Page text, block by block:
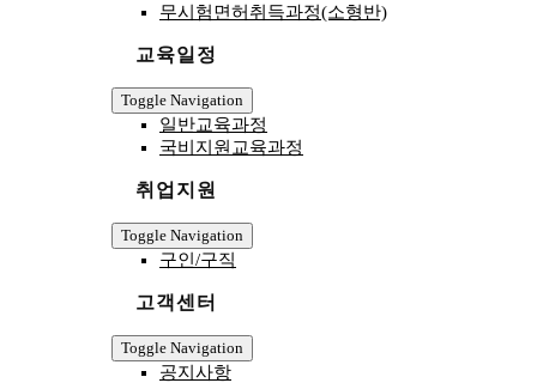
무시험면허취득과정(소형반)
교육일정
Toggle Navigation
일반교육과정
국비지원교육과정
취업지원
Toggle Navigation
구인/구직
고객센터
Toggle Navigation
공지사항